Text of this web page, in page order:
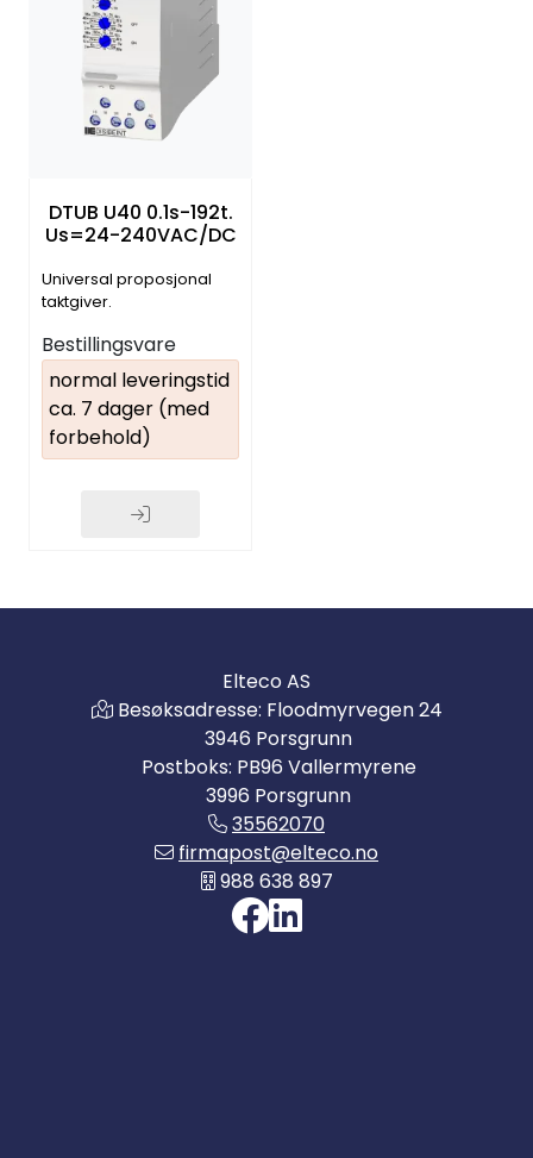
DTUB U40 0.1s-192t.
Us=24-240VAC/DC
Universal proposjonal
taktgiver.
Bestillingsvare
normal leveringstid
ca. 7 dager (med
forbehold)
Elteco AS
Besøksadresse: Floodmyrvegen 24
3946 Porsgrunn
Postboks: PB96 Vallermyrene
3996 Porsgrunn
35562070
firmapost@elteco.no
988 638 897